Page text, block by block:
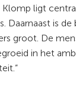
Klomp ligt
Daarnaast is
groot. De
in het